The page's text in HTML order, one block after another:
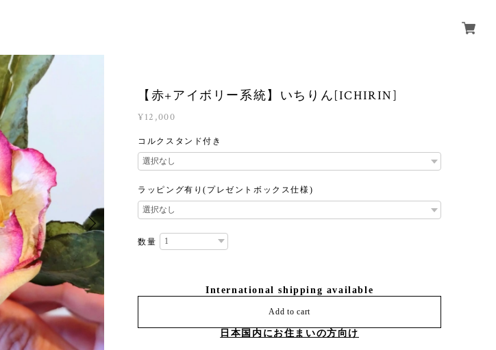
【赤+アイボリー系統】いちりん[ICHIRIN]
¥12,000
コルクスタンド付き
ラッピング有り(プレゼントボックス仕様)
数量
International shipping available
Add to cart
日本国内にお住まいの方向け